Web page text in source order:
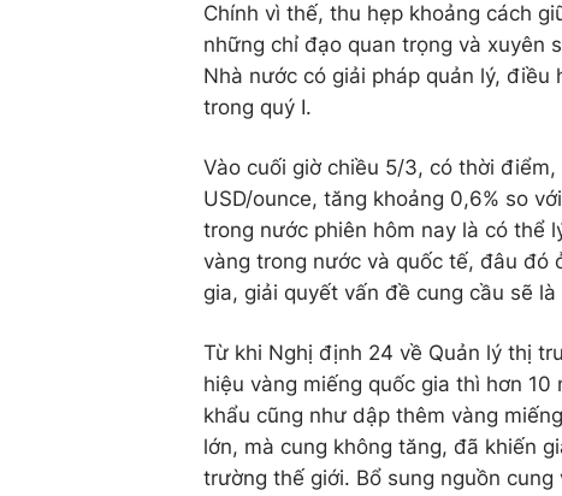
Chính vì thế, thu hẹp khoảng cách
những chỉ đạo quan trọng và xuyên
Nhà nước có giải pháp quản lý,
trong quý I.
Vào cuối giờ chiều 5/3, có thời
USD/ounce, tăng khoảng 0,6% so
trong nước phiên hôm nay là có thể
vàng trong nước và quốc tế, đâu đó
gia, giải quyết vấn đề cung cầu sẽ
Từ khi Nghị định 24 về Quản lý thị
hiệu vàng miếng quốc gia thì hơn
khẩu cũng như dập thêm vàng
lớn, mà cung không tăng, đã khiến
trường thế giới. Bổ sung nguồn